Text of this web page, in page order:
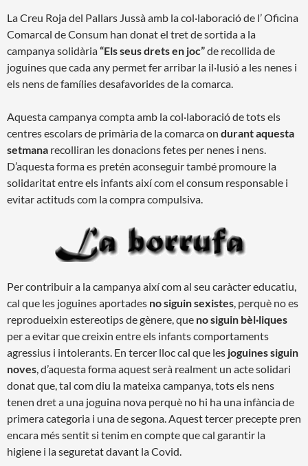
La Creu Roja del Pallars Jussà amb la col·laboració de l’ Oficina
Comarcal de Consum han donat el tret de sortida a la
campanya solidària“Els seus drets en joc”de recollida de
joguines que cada any permet fer arribar la il·lusió a les nenes i
els nens de famílies desafavorides de la comarca.
Aquesta campanya compta amb la col·laboració de tots els
centres escolars de primària de la comarca on durant aquesta
setmana recolliran les donacions fetes per nenes i nens.
D’aquesta forma es pretén aconseguir també promoure la
solidaritat entre els infants així com el consum responsable i
evitar actituds com la compra compulsiva.
Per contribuir a la campanya així com al seu caràcter educatiu,
cal que les joguines aportades no siguin sexistes, perquè no es
reprodueixin estereotips de gènere, que no siguin bèl·liques
per a evitar que creixin entre els infants comportaments
agressius i intolerants. En tercer lloc cal que les joguines siguin
noves, d’aquesta forma aquest serà realment un acte solidari
donat que, tal com diu la mateixa campanya, tots els nens
tenen dret a una joguina nova perquè no hi ha una infància de
primera categoria i una de segona. Aquest tercer precepte pren
encara més sentit si tenim en compte que cal garantir la
higiene i la seguretat davant la Covid.